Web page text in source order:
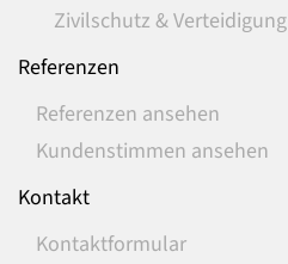
Zivilschutz & Verteidigung
Referenzen
Referenzen ansehen
Kundenstimmen ansehen
Kontakt
Kontaktformular